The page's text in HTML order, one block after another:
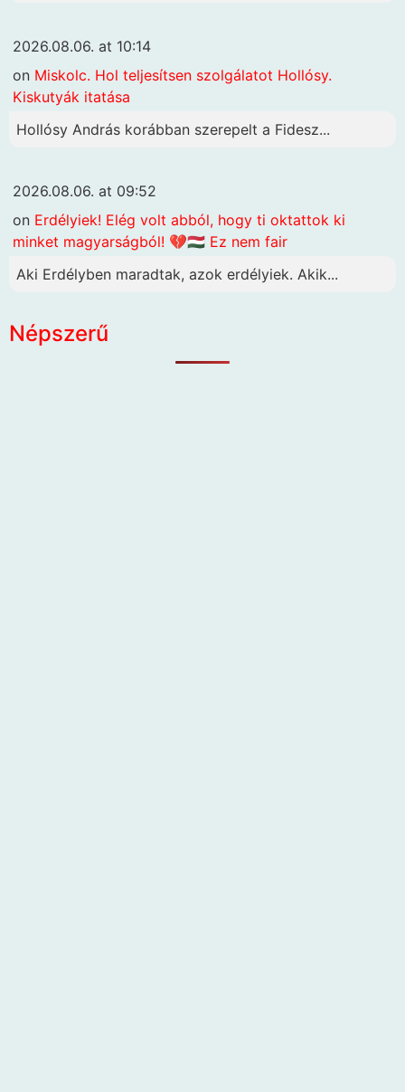
2026.08.06. at 10:14
on Miskolc. Hol teljesítsen szolgálatot Hollósy.
Kiskutyák itatása
Hollósy András korábban szerepelt a Fidesz...
2026.08.06. at 09:52
on Erdélyiek! Elég volt abból, hogy ti oktattok ki
minket magyarságból! 💔🇭🇺 Ez nem fair
Aki Erdélyben maradtak, azok erdélyiek. Akik...
Népszerű